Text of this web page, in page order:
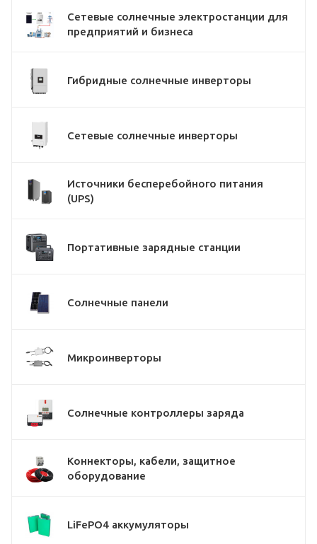
Сетевые солнечные электростанции для
предприятий и бизнеса
Гибридные солнечные инверторы
Сетевые солнечные инверторы
Источники бесперебойного питания
(UPS)
Портативные зарядные станции
Солнечные панели
Микроинверторы
Солнечные контроллеры заряда
Коннекторы, кабели, защитное
оборудование
LiFePO4 аккумуляторы